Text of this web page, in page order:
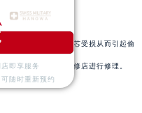
，也有可能导致机芯受损从而引起偷
并及时送到专业维修店进行修理。
即享服务
随时重新预约